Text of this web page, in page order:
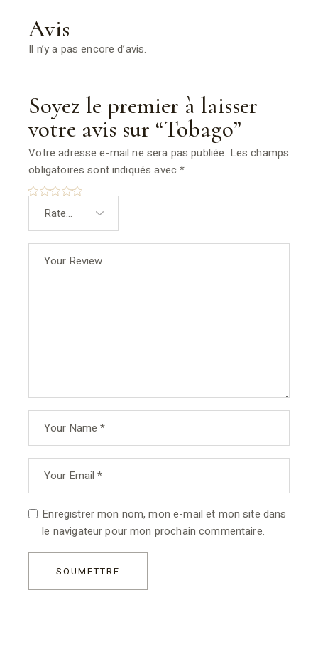
Avis
Il n’y a pas encore d’avis.
Soyez le premier à laisser
votre avis sur “Tobago”
Votre adresse e-mail ne sera pas publiée. Les champs
obligatoires sont indiqués avec*
Enregistrer mon nom, mon e-mail et mon site dans
le navigateur pour mon prochain commentaire.
SOUMETTRE